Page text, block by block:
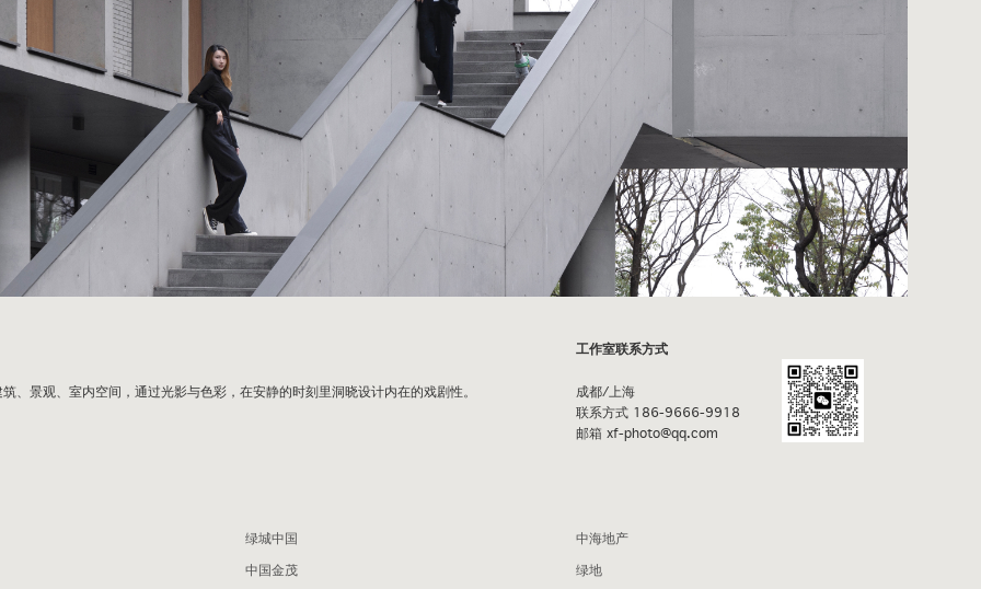
景观、室内空间，通过光影与色彩，在安静的时刻里洞晓设计内在的戏剧性。
工作室联系方式
成都/上海
联系方式 186-9666-9918
邮箱 xf-photo@qq.com
绿城中国
中海地产
中国金茂
绿地